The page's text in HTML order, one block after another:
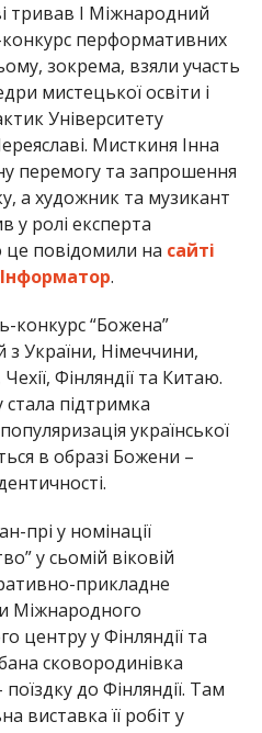
тривав І Міжнародний
перформативних
зокрема, взяли участь
мистецької освіти і
Університету
Мисткиня Інна
перемогу та запрошення
а художник та музикант
у ролі експерта
це повідомили на сайті
Інформатор.
конкурс “Божена”
України, Німеччини,
Фінляндії та Китаю.
підтримка
української
в образі Божени –
прі у номінації
у сьомій віковій
прикладне
Міжнародного
центру у Фінляндії та
сковородинівка
до Фінляндії. Там
виставка її робіт у